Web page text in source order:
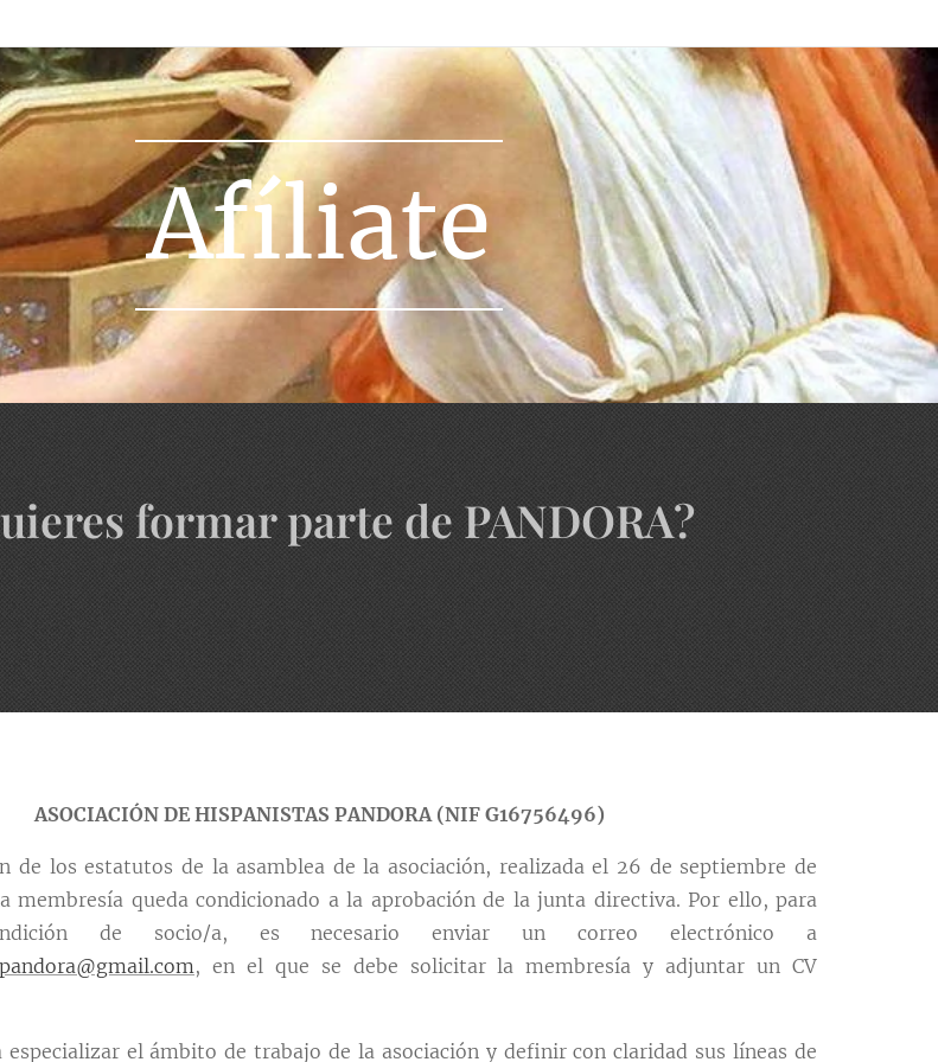
Afíliate
formar parte de PANDORA?
ASOCIACIÓN DE HISPANISTAS PANDORA (NIF G16756496)
de los estatutos de la asamblea de la asociación, realizada el 26 de septiembre de
membresía queda condicionado a la aprobación de la junta directiva. Por ello, para
de socio/a, es necesario enviar un correo electrónico a
, en el que se debe solicitar la membresía y adjuntar un CV
especializar el ámbito de trabajo de la asociación y definir con claridad sus líneas de